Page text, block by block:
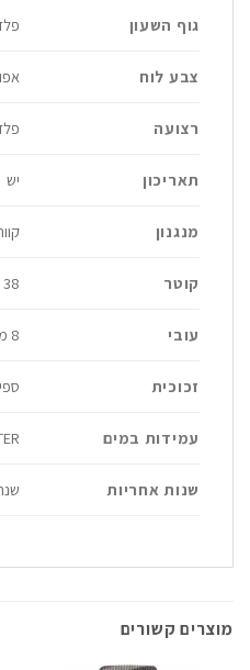
גוף השעון
צבע לוח
רצועה
תאריכון יש
מנגנון
קוטר 38 מ"מ
עובי 8 מ"מ
זכוכית
עמידות במים
שנות אחריות
מוצרים קשורים